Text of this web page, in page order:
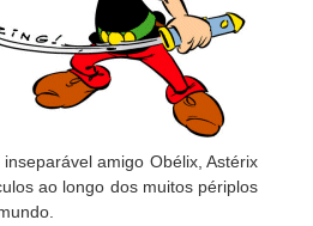
amigo Obélix, Astérix
ao longo dos muitos périplos